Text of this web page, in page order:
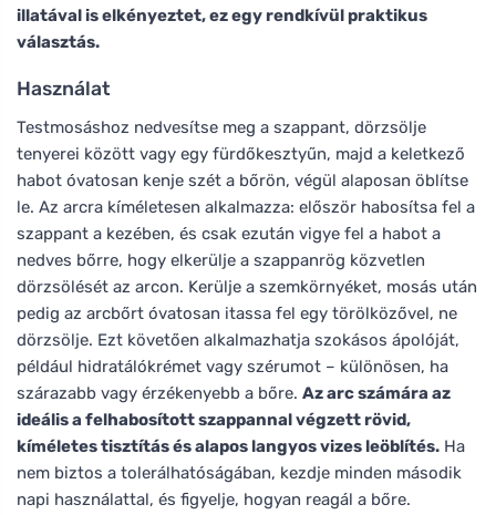
illatával is elkényeztet, ez egy rendkívül praktikus
választás.
Használat
Testmosáshoz nedvesítse meg a szappant, dörzsölje
tenyerei között vagy egy fürdőkesztyűn, majd a keletkező
habot óvatosan kenje szét a bőrön, végül alaposan öblítse
le. Az arcra kíméletesen alkalmazza: először habosítsa fel a
szappant a kezében, és csak ezután vigye fel a habot a
nedves bőrre, hogy elkerülje a szappanrög közvetlen
dörzsölését az arcon. Kerülje a szemkörnyéket, mosás után
pedig az arcbőrt óvatosan itassa fel egy törölközővel, ne
dörzsölje. Ezt követően alkalmazhatja szokásos ápolóját,
például hidratálókrémet vagy szérumot – különösen, ha
szárazabb vagy érzékenyebb a bőre. Az arc számára az
ideális a felhabosított szappannal végzett rövid,
kíméletes tisztítás és alapos langyos vizes leöblítés. Ha
nem biztos a tolerálhatóságában, kezdje minden második
napi használattal, és figyelje, hogyan reagál a bőre.